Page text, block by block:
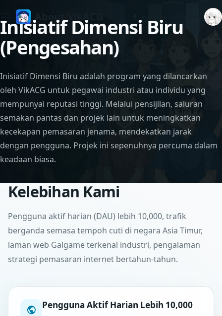
About VikACG
Inisiatif Dimensi Biru
(Pengesahan)
Inisiatif Dimensi Biru adalah program yang dilancarkan
oleh VikACG untuk pegawai industri atau individu yang
mempunyai reputasi tinggi. Melalui pensijilan, saluran
semakan pantas dan projek lain untuk meningkatkan
kecekapan pemasaran jenama, mendekatkan jarak
dengan pengguna. Projek ini sepenuhnya percuma dalam
keadaan biasa.
Kelebihan Kami
Pengguna aktif harian (DAU) lebih 10,000, trafik
berganda semasa tempoh cuti di negara Asia Timur,
laman web Galgame terkenal industri, pengalaman
strategi pemasaran internet bertahun-tahun.
Pengguna Aktif Harian Lebih 10,000